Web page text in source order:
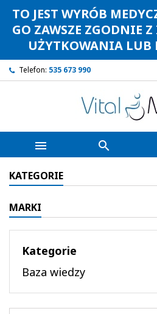
TO JEST WYRÓB
GO ZAWSZE ZGODNIE
UŻYTKOWANIA LUB
Telefon: 535 673 990
 
KATEGORIE
MARKI
Kategorie
Baza wiedzy